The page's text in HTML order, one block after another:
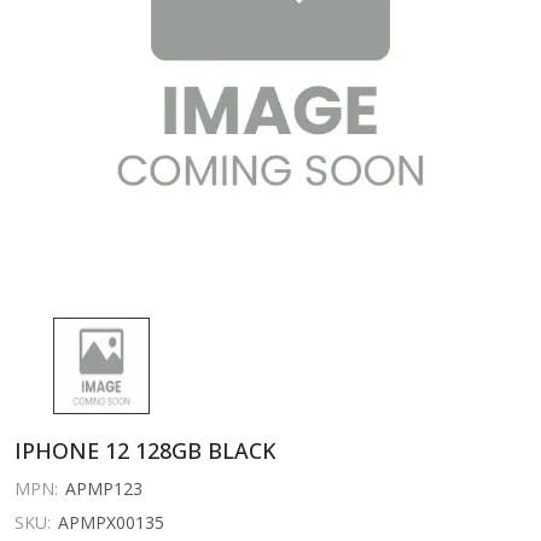
IPHONE 12 128GB BLACK
MPN: APMP123
SKU: APMPX00135